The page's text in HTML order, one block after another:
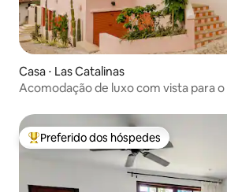
Casa ⋅ Las Catalinas
Acomodação de luxo com vista para
Entre os melhores preferidos dos
Preferido dos hóspedes